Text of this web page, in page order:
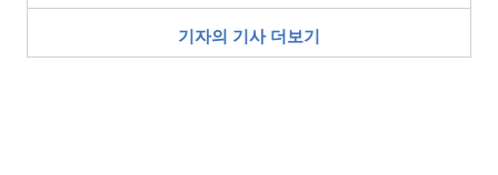
기자의 기사 더보기